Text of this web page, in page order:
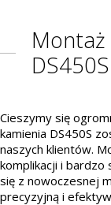
Montaż
Cieszymy się
kamienia DS450S
naszych klientów.
komplikacji i bardzo
się z nowoczesnej
precyzyjną i